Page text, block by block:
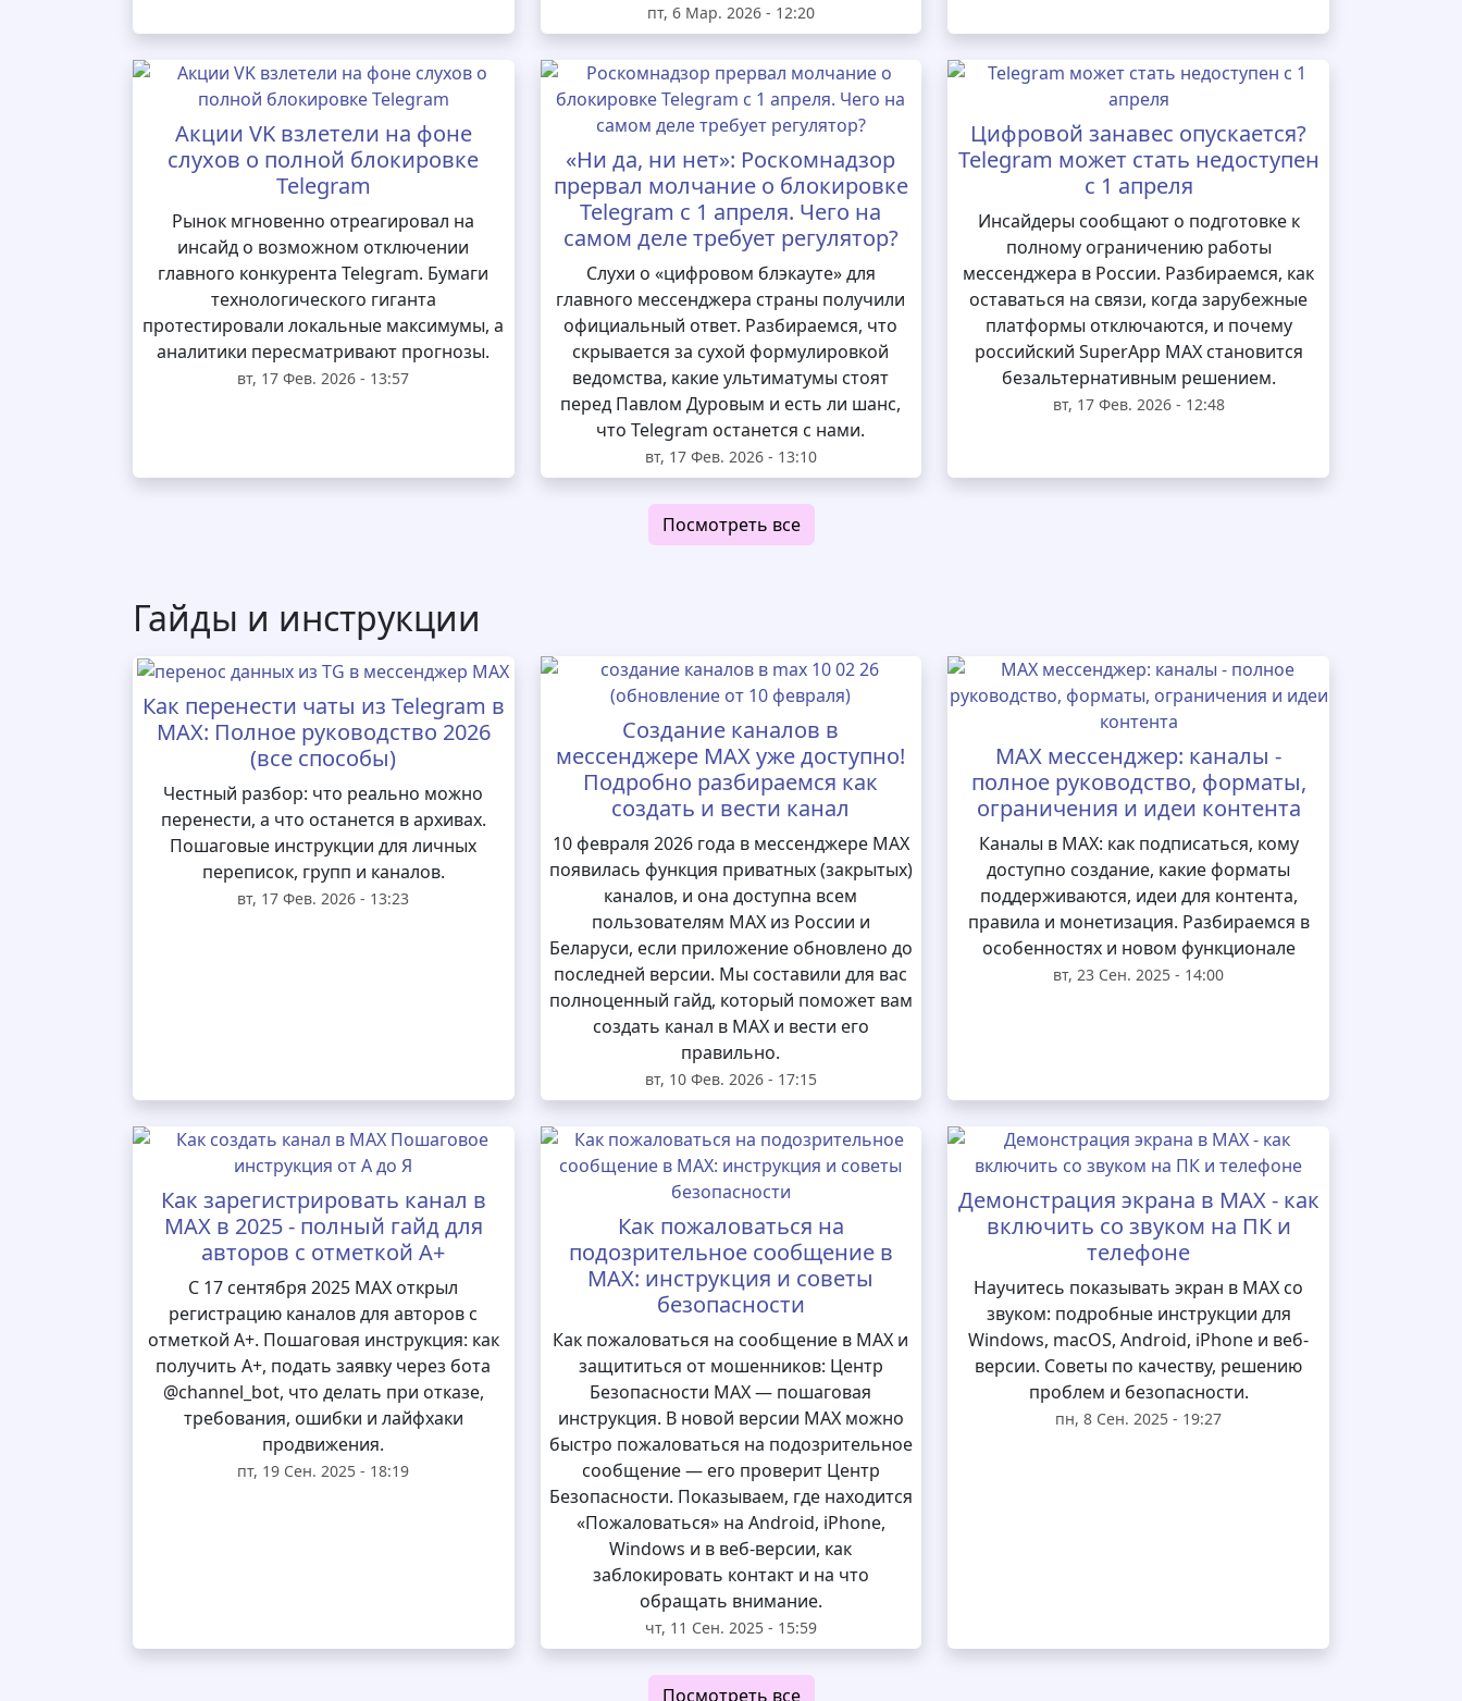
пт, 6 Мар. 2026 - 12:20
Акции VK взлетели на фоне
слухов о полной блокировке
Telegram
Рынок мгновенно отреагировал на
инсайд о возможном отключении
главного конкурента Telegram. Бумаги
технологического гиганта
протестировали локальные максимумы, а
аналитики пересматривают прогнозы.
вт, 17 Фев. 2026 - 13:57
«Ни да, ни нет»: Роскомнадзор
прервал молчание о блокировке
Telegram с 1 апреля. Чего на
самом деле требует регулятор?
Слухи о «цифровом блэкауте» для
главного мессенджера страны получили
официальный ответ. Разбираемся, что
скрывается за сухой формулировкой
ведомства, какие ультиматумы стоят
перед Павлом Дуровым и есть ли шанс,
что Telegram останется с нами.
вт, 17 Фев. 2026 - 13:10
Цифровой занавес опускается?
Telegram может стать недоступен
с 1 апреля
Инсайдеры сообщают о подготовке к
полному ограничению работы
мессенджера в России. Разбираемся, как
оставаться на связи, когда зарубежные
платформы отключаются, и почему
российский SuperApp MAX становится
безальтернативным решением.
вт, 17 Фев. 2026 - 12:48
Посмотреть все
Гайды и инструкции
Как перенести чаты из Telegram в
MAX: Полное руководство 2026
(все способы)
Честный разбор: что реально можно
перенести, а что останется в архивах.
Пошаговые инструкции для личных
переписок, групп и каналов.
вт, 17 Фев. 2026 - 13:23
Создание каналов в
мессенджере MAX уже доступно!
Подробно разбираемся как
создать и вести канал
10 февраля 2026 года в мессенджере MAX
появилась функция приватных (закрытых)
каналов, и она доступна всем
пользователям MAX из России и
Беларуси, если приложение обновлено до
последней версии. Мы составили для вас
полноценный гайд, который поможет вам
создать канал в MAX и вести его
правильно.
вт, 10 Фев. 2026 - 17:15
MAX мессенджер: каналы -
полное руководство, форматы,
ограничения и идеи контента
Каналы в MAX: как подписаться, кому
доступно создание, какие форматы
поддерживаются, идеи для контента,
правила и монетизация. Разбираемся в
особенностях и новом функционале
вт, 23 Сен. 2025 - 14:00
Как зарегистрировать канал в
MAX в 2025 - полный гайд для
авторов с отметкой А+
С 17 сентября 2025 MAX открыл
регистрацию каналов для авторов с
отметкой А+. Пошаговая инструкция: как
получить А+, подать заявку через бота
@channel_bot, что делать при отказе,
требования, ошибки и лайфхаки
продвижения.
пт, 19 Сен. 2025 - 18:19
Как пожаловаться на
подозрительное сообщение в
MAX: инструкция и советы
безопасности
Как пожаловаться на сообщение в MAX и
защититься от мошенников: Центр
Безопасности MAX — пошаговая
инструкция. В новой версии MAX можно
быстро пожаловаться на подозрительное
сообщение — его проверит Центр
Безопасности. Показываем, где находится
«Пожаловаться» на Android, iPhone,
Windows и в веб-версии, как
заблокировать контакт и на что
обращать внимание.
чт, 11 Сен. 2025 - 15:59
Демонстрация экрана в MAX - как
включить со звуком на ПК и
телефоне
Научитесь показывать экран в MAX со
звуком: подробные инструкции для
Windows, macOS, Android, iPhone и веб-
версии. Советы по качеству, решению
проблем и безопасности.
пн, 8 Сен. 2025 - 19:27
Посмотреть все